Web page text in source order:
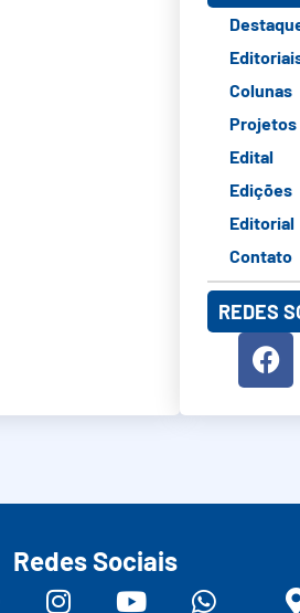
Colunas
Projetos
Edital
Edições
Editorial
Contato
REDES
Redes Sociais